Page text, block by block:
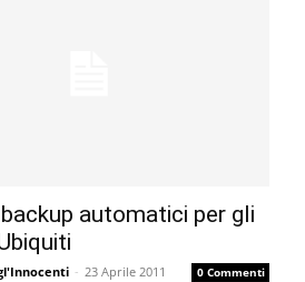
automatici per gli
- 23 Aprile 2011 0 Commenti